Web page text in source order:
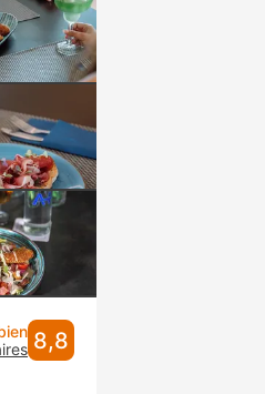
8,8